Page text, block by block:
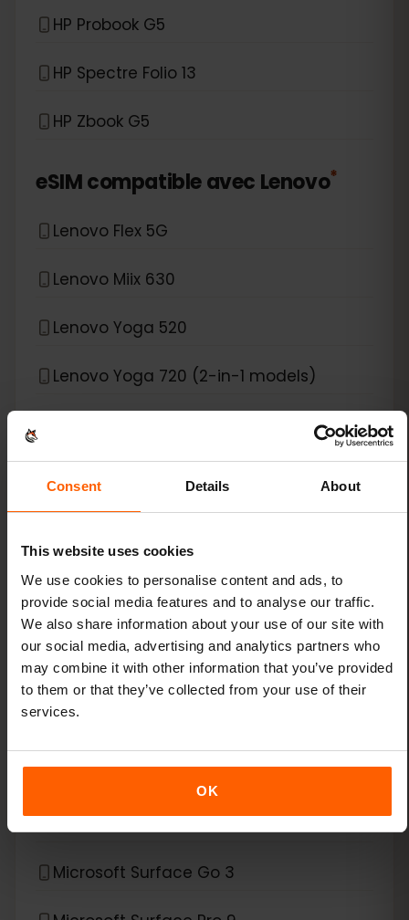
Consent Details About
This website uses cookies
We use cookies to personalise content and ads, to
provide social media features and to analyse our traffic.
We also share information about your use of our site with
our social media, advertising and analytics partners who
may combine it with other information that you’ve provided
to them or that they’ve collected from your use of their
services.
OK
HP Probook G5
HP Spectre Folio 13
HP Zbook G5
eSIM compatible avec Lenovo*
Lenovo Flex 5G
Lenovo Miix 630
Lenovo Yoga 520
Lenovo Yoga 720 (2-in-1 models)
Lenovo ThinkPad X1 Titanium Yoga 2-in-1
Lenovo ThinkPad X12 Detachable
Microsoft Surface Go 3